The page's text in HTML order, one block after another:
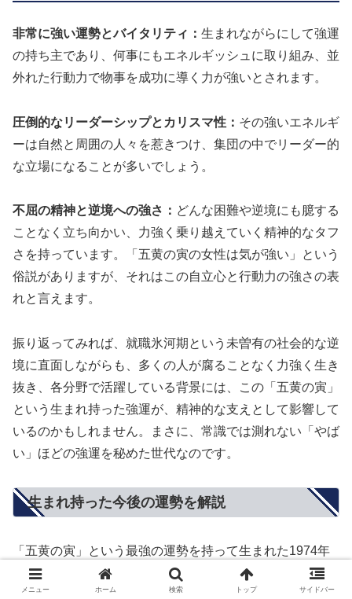
非常に強い運勢とバイタリティ： 生まれながらにして強運
の持ち主であり、何事にもエネルギッシュに取り組み、並
外れた行動力で物事を成功に導く力が強いとされます。
圧倒的なリーダーシップとカリスマ性： その強いエネルギ
ーは自然と周囲の人々を惹きつけ、集団の中でリーダー的
な立場になることが多いでしょう。
不屈の精神と逆境への強さ： どんな困難や逆境にも臆する
ことなく立ち向かい、力強く乗り越えていく精神的なタフ
さを持っています。「五黄の寅の女性は気が強い」という
俗説がありますが、それはこの自立心と行動力の強さの表
れと言えます。
振り返ってみれば、就職氷河期という未曽有の社会的な逆
境に直面しながらも、多くの人が腐ることなく力強く生き
抜き、各分野で活躍している背景には、この「五黄の寅」
という生まれ持った強運が、精神的な支えとして影響して
いるのかもしれません。まさに、常識では測れない「やば
い」ほどの強運を秘めた世代なのです。
生まれ持った今後の運勢を解説
「五黄の寅」という最強の運勢を持って生まれた1974年
生まれですが、50代に突入した今、そしてこれからの人
生はどのような展開を見せるのでしょうか。結論から言え
メニュー ホーム 検索 トップ サイドバー